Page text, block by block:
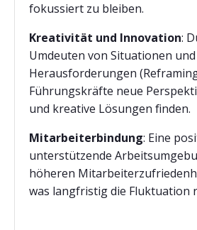
fokussiert zu bleiben.
Kreativität und Innovation:
Umdeuten von Situationen und
Herausforderungen
Führungskräfte neue
und kreative Lösungen finden.
Mitarbeiterbindung: Eine
unterstützende
höheren
was langfristig die Fluktuation